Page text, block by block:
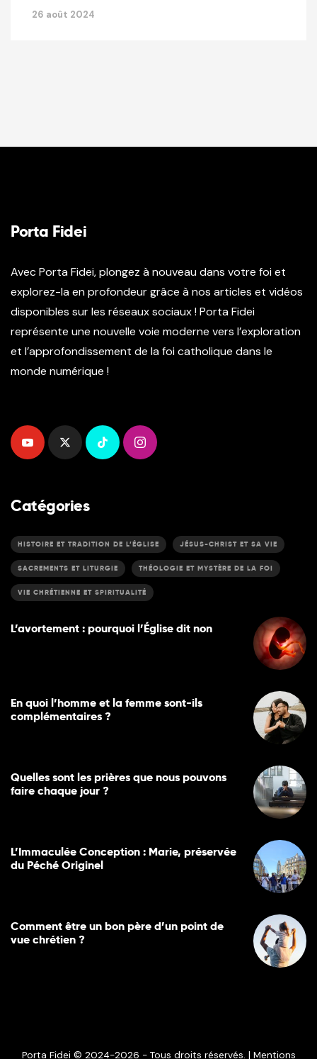
26 août 2024
Porta Fidei
Avec Porta Fidei, plongez à nouveau dans votre foi et
explorez-la en profondeur grâce à nos articles et vidéos
disponibles sur les réseaux sociaux ! Porta Fidei
représente une nouvelle voie moderne vers l’exploration
et l’approfondissement de la foi catholique dans le
monde numérique !
Catégories
HISTOIRE ET TRADITION DE L’ÉGLISE JÉSUS-CHRIST ET SA VIE
SACREMENTS ET LITURGIE THÉOLOGIE ET MYSTÈRE DE LA FOI
VIE CHRÉTIENNE ET SPIRITUALITÉ
L’avortement : pourquoi l’Église dit non
En quoi l’homme et la femme sont-ils
complémentaires ?
Quelles sont les prières que nous pouvons
faire chaque jour ?
L’Immaculée Conception : Marie, préservée
du Péché Originel
Comment être un bon père d’un point de
vue chrétien ?
Porta Fidei © 2024-2026 - Tous droits réservés. | Mentions